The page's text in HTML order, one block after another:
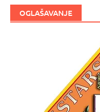
OGLAŠAVANJE